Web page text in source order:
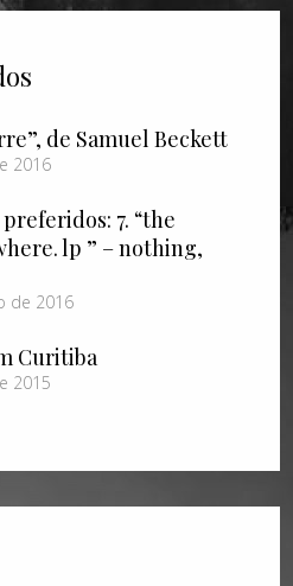
de Samuel Beckett
2016
7. “the
lp ” – nothing​,​
de 2016
Curitiba
2015